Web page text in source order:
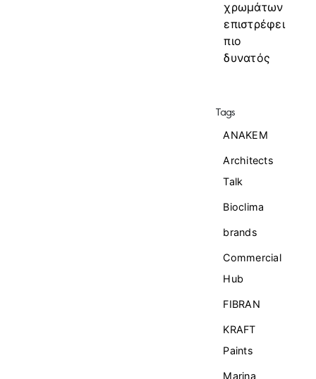
χρωμάτων
επιστρέφει
πιο
δυνατός
Tags
ANAKEM
Architects
Talk
Bioclima
brands
Commercial
Ηub
FIBRAN
KRAFT
Paints
Marina